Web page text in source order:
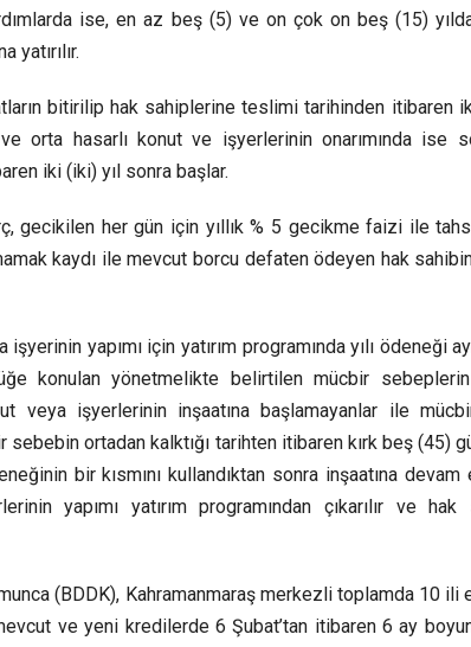
ise, en az beş (5) ve on çok on beş (15)
bitirilip hak sahiplerine teslimi tarihinden itibaren
orta hasarlı konut ve işyerlerinin onarımında ise
iki (iki) yıl sonra başlar.
gecikilen her gün için yıllık % 5 gecikme faizi ile
kaydı ile mevcut borcu defaten ödeyen hak
yapımı için yatırım programında yılı ödeneği
konulan yönetmelikte belirtilen mücbir sebeplerin
veya işyerlerinin inşaatına başlamayanlar ile
ortadan kalktığı tarihten itibaren kırk beş (45)
bir kısmını kullandıktan sonra inşaatına
yapımı yatırım programından çıkarılır ve hak
(BDDK), Kahramanmaraş merkezli toplamda 10 ili
ve yeni kredilerde 6 Şubat’tan itibaren 6 ay